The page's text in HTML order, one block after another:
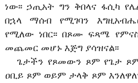
ነው፡፡ ኃጢአት ግን ቅበላና ፋሲካ
በኋላ ማሰብ የሚገባን
የሚለው ነበር፡፡ በጾሙ ፍጻሜ
መጨመር መሆኑ እጅግ ያሳዝናል፡፡
ጌታችን የጾመውን ጾም የጌታ ጾም
ዐቢይ ጾም ወይም ታላቅ ጾም